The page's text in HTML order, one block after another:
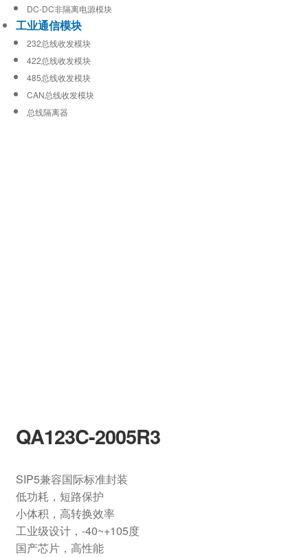
QA123C-2005R3
SIP5兼容国际标准封装
低功耗，短路保护
小体积，高转换效率
工业级设计，-40~+105度
国产芯片，高性能
DC-DC非隔离电源模块
工业通信模块
232总线收发模块
422总线收发模块
485总线收发模块
CAN总线收发模块
总线隔离器